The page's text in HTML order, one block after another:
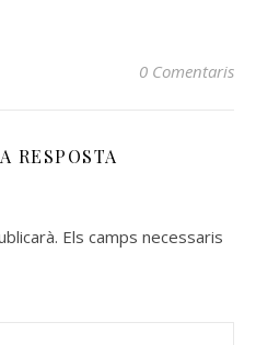
0 Comentaris
RESPOSTA
Els camps necessaris